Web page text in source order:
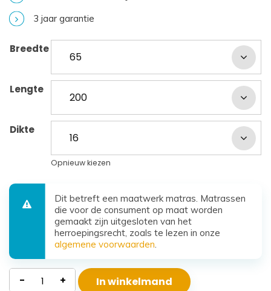
3 jaar garantie
Breedte
Lengte
Dikte
Opnieuw kiezen
Dit betreft een maatwerk matras. Matrassen
die voor de consument op maat worden
gemaakt zijn uitgesloten van het
herroepingsrecht, zoals te lezen in onze
algemene voorwaarden.
Polyether
Matras
- + In winkelmand